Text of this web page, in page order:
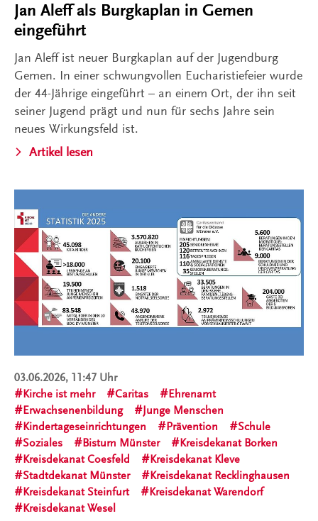
Jan Aleff als Burgkaplan in Gemen
eingeführt
Jan Aleff ist neuer Burgkaplan auf der Jugendburg
Gemen. In einer schwungvollen Eucharistiefeier wurde
der 44-Jährige eingeführt – an einem Ort, der ihn seit
seiner Jugend prägt und nun für sechs Jahre sein
neues Wirkungsfeld ist.
Artikel lesen
03.06.2026, 11:47 Uhr
Kirche ist mehr
Caritas
Ehrenamt
Erwachsenenbildung
Junge Menschen
Kindertageseinrichtungen
Prävention
Schule
Soziales
Bistum Münster
Kreisdekanat Borken
Kreisdekanat Coesfeld
Kreisdekanat Kleve
Stadtdekanat Münster
Kreisdekanat Recklinghausen
Kreisdekanat Steinfurt
Kreisdekanat Warendorf
Kreisdekanat Wesel